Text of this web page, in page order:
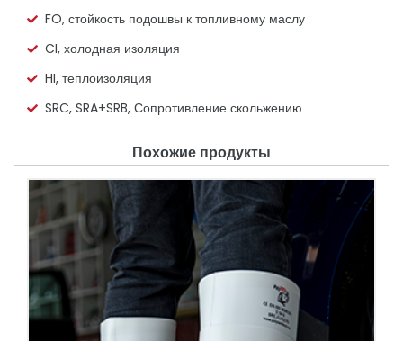
FO, стойкость подошвы к топливному маслу
CI, холодная изоляция
HI, теплоизоляция
SRC, SRA+SRB, Сопротивление скольжению
Похожие продукты